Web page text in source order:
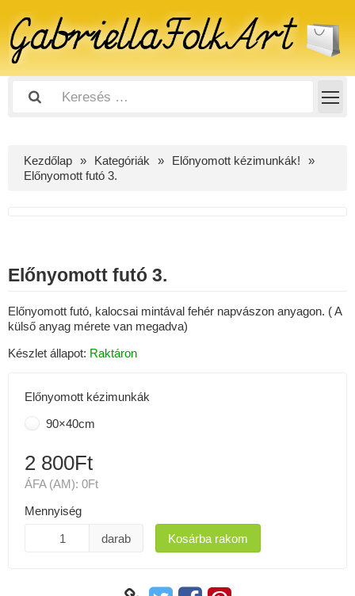
Kezdőlap Kategóriák
Előnyomott kézimunkák!
Előnyomott futó 3.
Előnyomott futó 3.
Előnyomott futó, kalocsai mintával fehér napvászon anyagon. ( A
külső anyag mérete van megadva)
Készlet állapot: Raktáron
Előnyomott kézimunkák
90×40cm
2 800Ft
ÁFA (AM): 0Ft
Mennyiség
darab Kosárba rakom